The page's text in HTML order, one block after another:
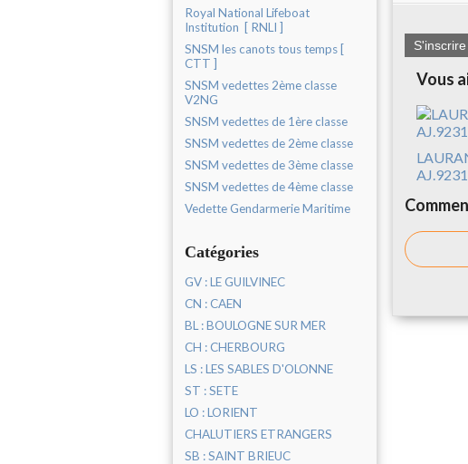
Royal National Lifeboat
Institution [ RNLI ]
SNSM les canots tous temps [
CTT ]
SNSM vedettes 2ème classe
V2NG
SNSM vedettes de 1ère classe
SNSM vedettes de 2ème classe
SNSM vedettes de 3ème classe
SNSM vedettes de 4ème classe
Vedette Gendarmerie Maritime
Catégories
GV : LE GUILVINEC
CN : CAEN
BL : BOULOGNE SUR MER
CH : CHERBOURG
LS : LES SABLES D'OLONNE
ST : SETE
LO : LORIENT
CHALUTIERS ETRANGERS
SB : SAINT BRIEUC
Vous